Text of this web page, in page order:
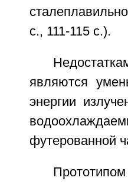
с., 111-115 с.).
являются
энергии
футерованной